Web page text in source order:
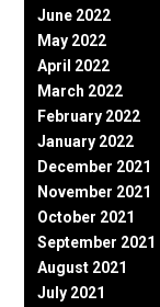
June 2022
May 2022
April 2022
March 2022
February 2022
January 2022
December 2021
November 2021
October 2021
September 2021
August 2021
July 2021